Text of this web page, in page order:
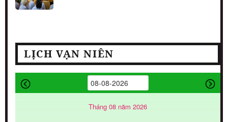
LỊCH VẠN NIÊN
Tháng 08 năm 2026